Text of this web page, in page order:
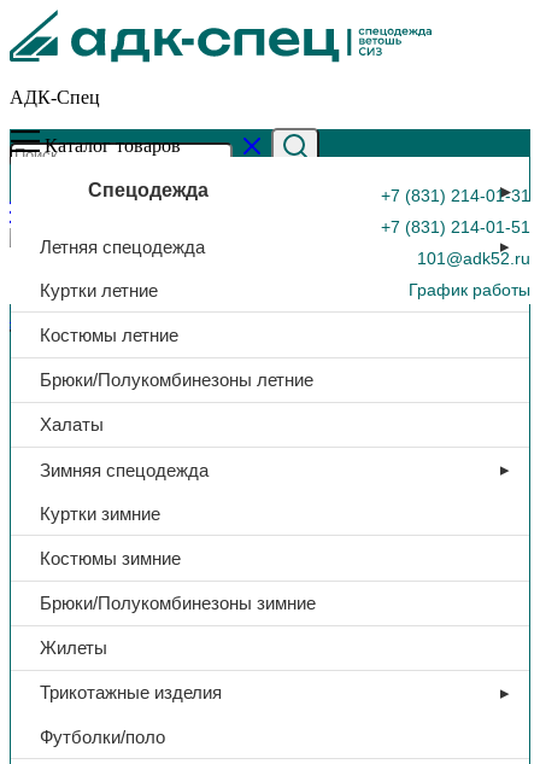
АДК-Спец
+7 (831) 214-01-31
+7 (831) 214-01-51
101@adk52.ru
График работы
0
Каталог товаров
Спецодежда
Летняя спецодежда
Куртки летние
Костюмы летние
Брюки/Полукомбинезоны летние
Халаты
Зимняя спецодежда
Куртки зимние
Костюмы зимние
Брюки/Полукомбинезоны зимние
Жилеты
Трикотажные изделия
Футболки/поло
Главная страница»Каталог»Сапоги «Стандарт», арт. 15-0И,
ТП, ПУ